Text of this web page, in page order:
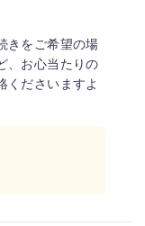
きをご希望の場
、お心当たりの
くださいますよ